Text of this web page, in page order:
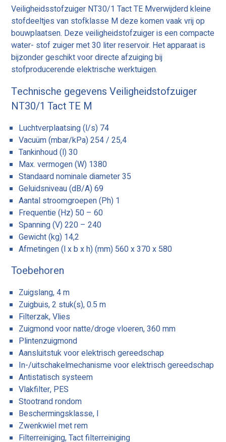
Veiligheidsstofzuiger NT30/1 Tact TE Mverwijderd kleine
stofdeeltjes van stofklasse M deze komen vaak vrij op
bouwplaatsen. Deze veiligheidstofzuiger is een compacte
water- stof zuiger met 30 liter reservoir. Het apparaat is
bijzonder geschikt voor directe afzuiging bij
stofproducerende elektrische werktuigen.
Technische gegevens Veiligheidstofzuiger
NT30/1 Tact TE M
Luchtverplaatsing (l/s) 74
Vacuüm (mbar/kPa) 254 / 25,4
Tankinhoud (l) 30
Max. vermogen (W) 1380
Standaard nominale diameter 35
Geluidsniveau (dB/A) 69
Aantal stroomgroepen (Ph) 1
Frequentie (Hz) 50 – 60
Spanning (V) 220 – 240
Gewicht (kg) 14,2
Afmetingen (l x b x h) (mm) 560 x 370 x 580
Toebehoren
Zuigslang, 4 m
Zuigbuis, 2 stuk(s), 0.5 m
Filterzak, Vlies
Zuigmond voor natte/droge vloeren, 360 mm
Plintenzuigmond
Aansluitstuk voor elektrisch gereedschap
In-/uitschakelmechanisme voor elektrisch gereedschap
Antistatisch systeem
Vlakfilter, PES
Stootrand rondom
Beschermingsklasse, I
Zwenkwiel met rem
Filterreiniging, Tact filterreiniging